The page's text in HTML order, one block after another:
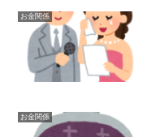
お金関係
お金関係